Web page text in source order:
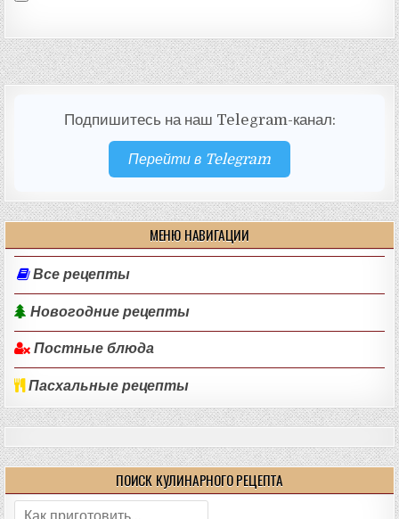
Подпишитесь на наш Telegram-канал:
Перейти в Telegram
МЕНЮ НАВИГАЦИИ
Все рецепты
Новогодние рецепты
Постные блюда
Пасхальные рецепты
ПОИСК КУЛИНАРНОГО РЕЦЕПТА
Поиск: